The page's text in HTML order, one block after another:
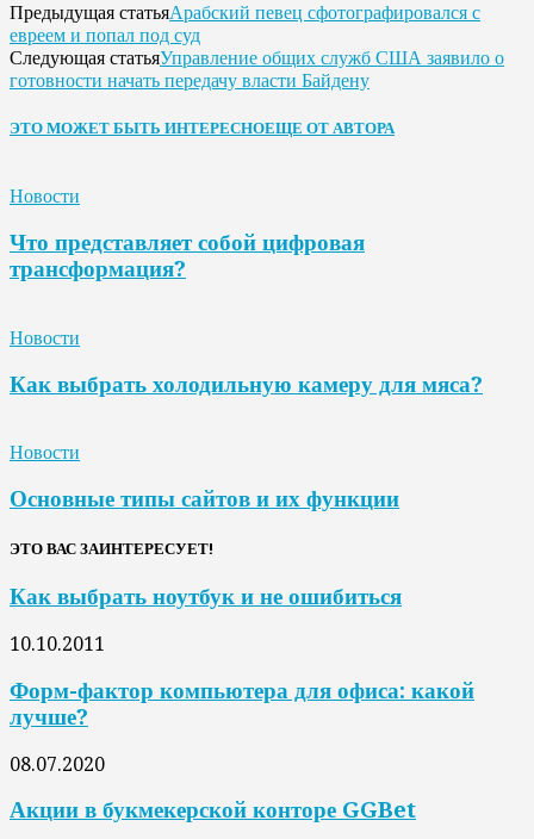
Предыдущая статьяАрабский певец сфотографировался с
евреем и попал под суд
Следующая статьяУправление общих служб США заявило о
готовности начать передачу власти Байдену
ЭТО МОЖЕТ БЫТЬ ИНТЕРЕСНОЕЩЕ ОТ АВТОРА
Новости
Что представляет собой цифровая
трансформация?
Новости
Как выбрать холодильную камеру для мяса?
Новости
Основные типы сайтов и их функции
ЭТО ВАС ЗАИНТЕРЕСУЕТ!
Как выбрать ноутбук и не ошибиться
10.10.2011
Форм-фактор компьютера для офиса: какой
лучше?
08.07.2020
Акции в букмекерской конторе GGBet